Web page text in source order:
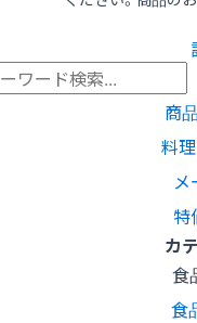
商
料
特
カ
食
食